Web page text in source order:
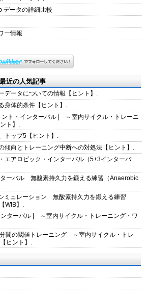
データの詳細比較
ー情報
近の人気記事
データについての情報【ヒント】.
身体的条件【ヒント】.
ト・インターバル | ～室内サイクル・トレーニ
ト】.
トップ5【ヒント】.
傾向とトレーニング中断への対処法【ヒント】.
エアロビック・インターバル（5+3インターバ
ーバル 無酸素持久力を鍛える練習（Anaerobic
ミュレーション 無酸素持久力を鍛える練習
WIB】.
ターバル | ～室内サイクル・トレーニング・ワ
間の閾値トレーニング ～室内サイクル・トレ
ヒント】.